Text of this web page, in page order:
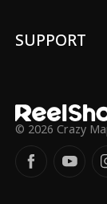
SUPPORT
© 2026 Crazy